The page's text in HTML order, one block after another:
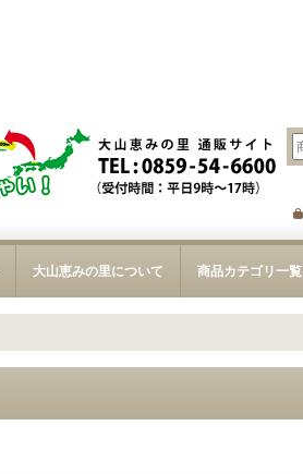
大山恵みの里について 商品カテゴリ一覧